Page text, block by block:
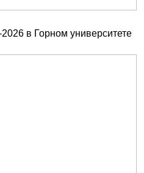
в Горном университете